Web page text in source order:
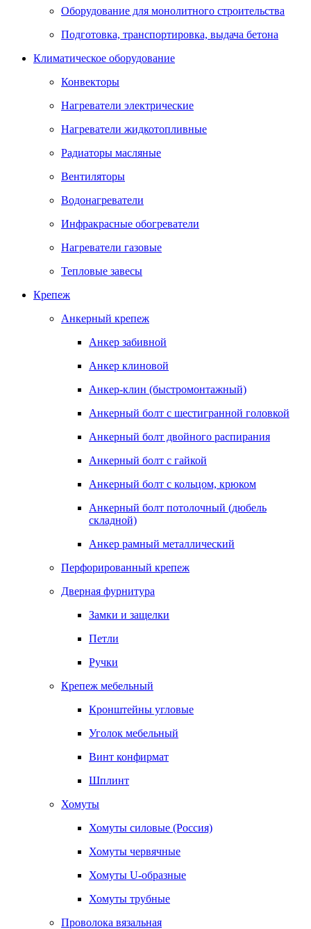
Оборудование для монолитного строительства
Подготовка, транспортировка, выдача бетона
Климатическое оборудование
Конвекторы
Нагреватели электрические
Нагреватели жидкотопливные
Радиаторы масляные
Вентиляторы
Водонагреватели
Инфракрасные обогреватели
Нагреватели газовые
Тепловые завесы
Крепеж
Анкерный крепеж
Анкер забивной
Анкер клиновой
Анкер-клин (быстромонтажный)
Анкерный болт с шестигранной головкой
Анкерный болт двойного распирания
Анкерный болт с гайкой
Анкерный болт с кольцом, крюком
Анкерный болт потолочный (дюбель
складной)
Анкер рамный металлический
Перфорированный крепеж
Дверная фурнитура
Замки и защелки
Петли
Ручки
Крепеж мебельный
Кронштейны угловые
Уголок мебельный
Винт конфирмат
Шплинт
Хомуты
Хомуты силовые (Россия)
Хомуты червячные
Хомуты U-образные
Хомуты трубные
Проволока вязальная